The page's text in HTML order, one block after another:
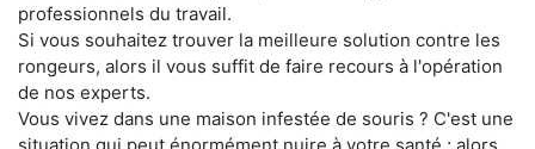
professionnels du travail.
Si vous souhaitez trouver la meilleure solution contre les
rongeurs, alors il vous suffit de faire recours à l'opération
de nos experts.
Vous vivez dans une maison infestée de souris ? C'est une
situation qui peut énormément nuire à votre santé ; alors